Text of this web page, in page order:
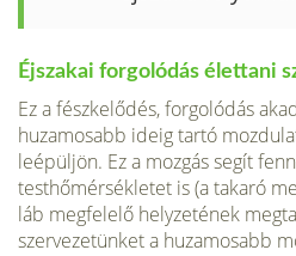
Éjszakai forgolódás élettani
Ez a fészkelődés, forgolódás
huzamo­sabb ideig tartó
leépüljön. Ez a mozgás segít
testhőmérsékletet is (a takaró
láb megfelelő helyzetének
szerveze­tünket a huzamosabb